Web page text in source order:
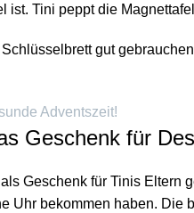
ist. Tini peppt die
gut
Adventszeit!
Geschenk für
Geschenk für Tinis Eltern
Uhr bekommen haben.